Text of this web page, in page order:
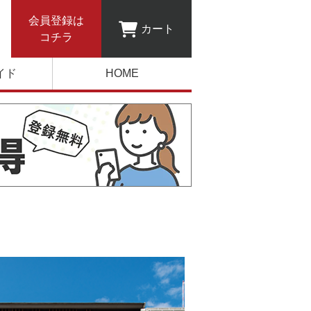
会員登録は
コチラ
カート
ド HOME